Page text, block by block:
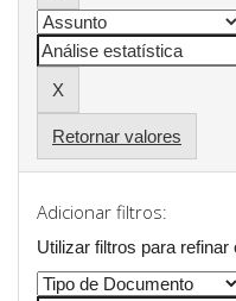
Retornar valores
Adicionar filtros:
Utilizar filtros para